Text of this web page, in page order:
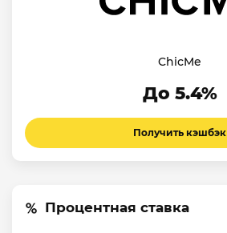
ChicMe
До 5.4%
Получить кэшбэк
Процентная ставка